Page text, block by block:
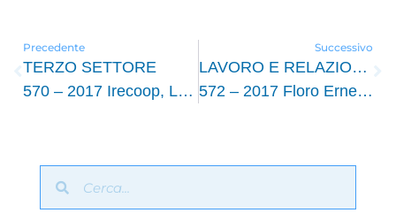
Precedente
TERZO SETTORE
570 – 2017 Irecoop, Lo sviluppo delle cooperative di comunità. Studio di fattibilità, Roma, 7 settembre 2016,269 pp.
Successivo
LAVORO E RELAZIONI INDUSTRIALI
572 – 2017 Floro Ernesto Caroleo, Elvira Ciociano, Sergio Destefanis, The role of the education systems and the labour market institutions in enhancing youth employment: a cross-country analysis, Crisei, Napoli, Discussion Paper, n. 1, 2017, 22 pp.